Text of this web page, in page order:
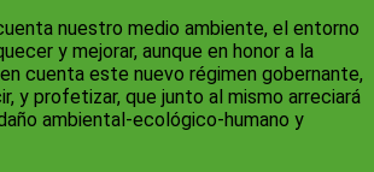
nuestro medio ambiente, el entorno
y mejorar, aunque en honor a la
cuenta este nuevo régimen gobernante,
y profetizar, que junto al mismo arreciará
ambiental-ecológico-humano y